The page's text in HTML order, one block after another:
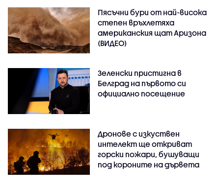
Пясъчни бури от най-висока
степен връхлетяха
американския щат Аризона
(ВИДЕО)
Зеленски пристигна в
Белград на първото си
официално посещение
Дронове с изкуствен
интелект ще откриват
горски пожари, бушуващи
под короните на дървета